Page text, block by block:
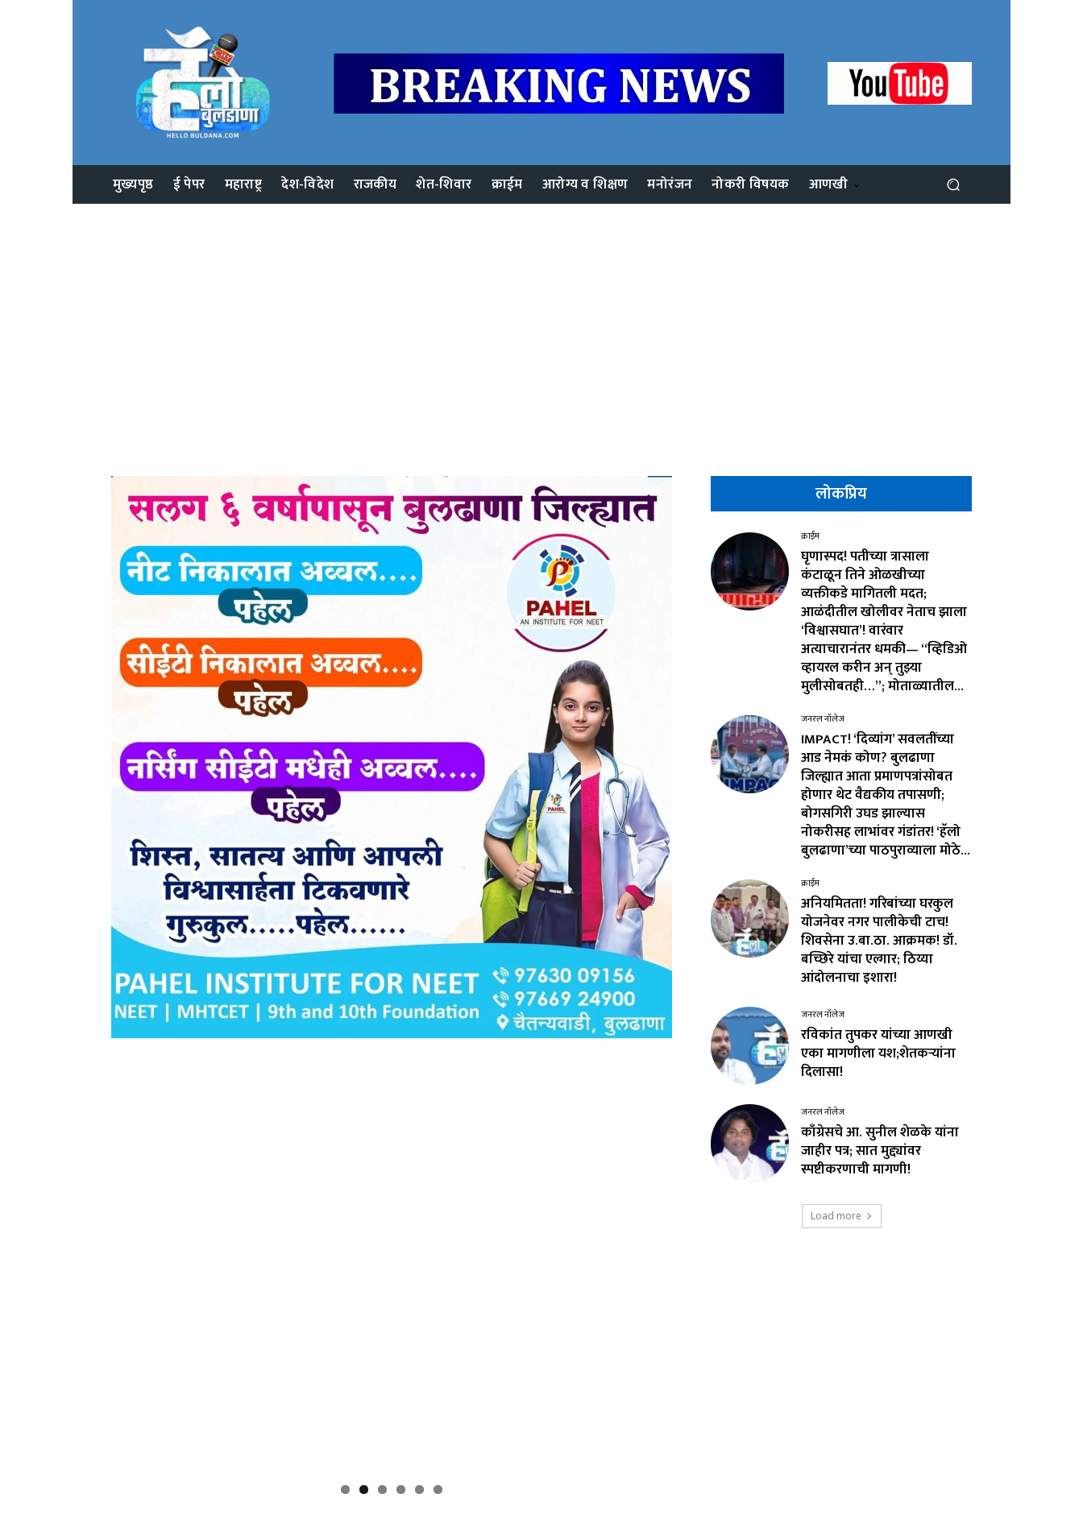
मुख्यपृष्ठ ई पेपर महाराष्ट्र देश-विदेश राजकीय शेत-शिवार क्राईम आरोग्य व शिक्षण मनोरंजन नोकरी विषयक आणखी
लोकप्रिय
क्राईम
घृणास्पद! पतीच्या त्रासाला
कंटाळून तिने ओळखीच्या
व्यक्तीकडे मागितली मदत;
आळंदीतील खोलीवर नेताच झाला
‘विश्वासघात’! वारंवार
अत्याचारानंतर धमकी— “व्हिडिओ
व्हायरल करीन अन् तुझ्या
मुलीसोबतही…”; मोताळ्यातील...
जनरल नॉलेज
IMPACT! ‘दिव्यांग’ सवलतींच्या
आड नेमकं कोण? बुलढाणा
जिल्ह्यात आता प्रमाणपत्रांसोबत
होणार थेट वैद्यकीय तपासणी;
बोगसगिरी उघड झाल्यास
नोकरीसह लाभांवर गंडांतर! ‘हॅलो
बुलढाणा’च्या पाठपुराव्याला मोठे...
क्राईम
अनियमितता! गरिबांच्या घरकुल
योजनेवर नगर पालीकेची टाच!
शिवसेना उ.बा.ठा. आक्रमक! डॉ.
बच्छिरे यांचा एल्गार; ठिय्या
आंदोलनाचा इशारा!
जनरल नॉलेज
रविकांत तुपकर यांच्या आणखी
एका मागणीला यश;शेतकऱ्यांना
दिलासा!
जनरल नॉलेज
काँग्रेसचे आ. सुनील शेळके यांना
जाहीर पत्र; सात मुद्द्यांवर
स्पष्टीकरणाची मागणी!
Load more